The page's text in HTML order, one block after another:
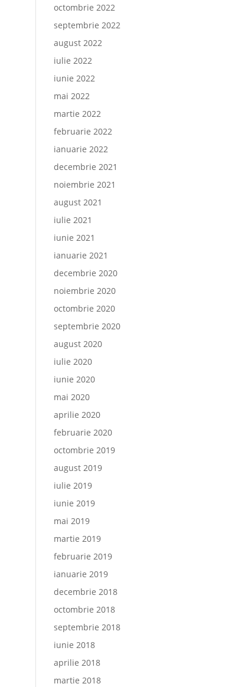
octombrie 2022
septembrie 2022
august 2022
iulie 2022
iunie 2022
mai 2022
martie 2022
februarie 2022
ianuarie 2022
decembrie 2021
noiembrie 2021
august 2021
iulie 2021
iunie 2021
ianuarie 2021
decembrie 2020
noiembrie 2020
octombrie 2020
septembrie 2020
august 2020
iulie 2020
iunie 2020
mai 2020
aprilie 2020
februarie 2020
octombrie 2019
august 2019
iulie 2019
iunie 2019
mai 2019
martie 2019
februarie 2019
ianuarie 2019
decembrie 2018
octombrie 2018
septembrie 2018
iunie 2018
aprilie 2018
martie 2018